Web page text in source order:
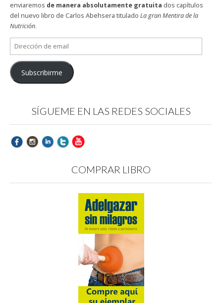
enviaremos de manera absolutamente gratuita dos capítulos
del nuevo libro de Carlos Abehsera titulado La gran Mentira de la
Nutrición.
Dirección
de
email
Subscribirme
SÍGUEME EN LAS REDES SOCIALES
COMPRAR LIBRO